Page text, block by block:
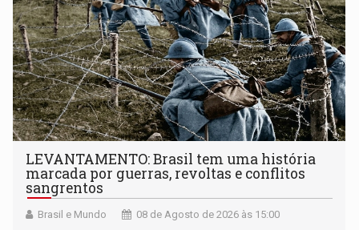
LEVANTAMENTO: Brasil tem uma história
marcada por guerras, revoltas e conflitos
sangrentos
Brasil e Mundo 08 de Agosto de 2026 às 15:00